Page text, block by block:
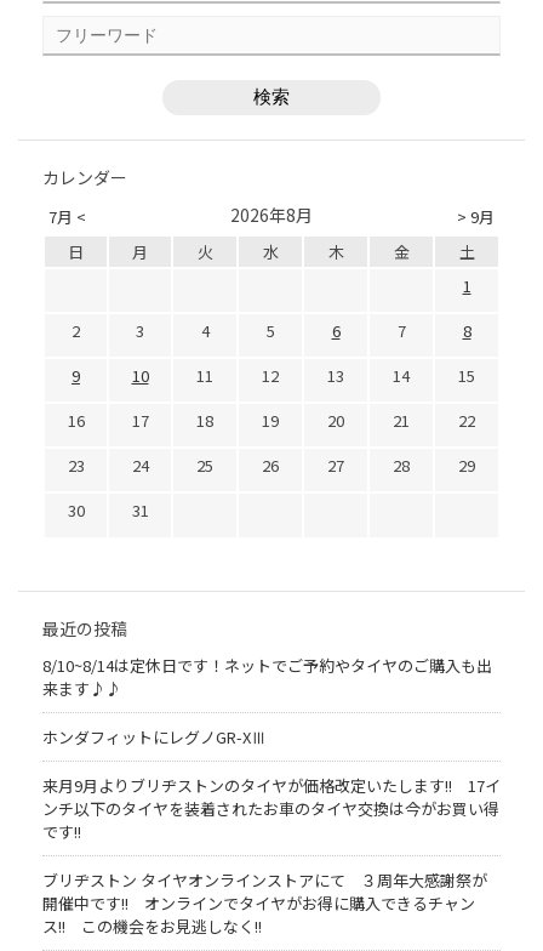
カレンダー
7月 < > 9月
2026年8月
日 月 火 水 木 金
土
1
2
3 4 5 6 7
8
9
10 11 12 13 14
15
16
17 18 19 20 21
22
23
24 25 26 27 28
29
30
31
最近の投稿
8/10~8/14は定休日です！ネットでご予約やタイヤのご購入も出
来ます♪♪
ホンダフィットにレグノGR-XⅢ
来月9月よりブリヂストンのタイヤが価格改定いたします!! 17イ
ンチ以下のタイヤを装着されたお車のタイヤ交換は今がお買い得
です!!
ブリヂストン タイヤオンラインストアにて ３周年大感謝祭が
開催中です!! オンラインでタイヤがお得に購入できるチャン
ス!! この機会をお見逃しなく!!